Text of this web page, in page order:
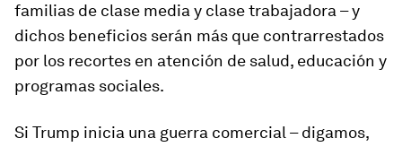
familias de clase media y clase trabajadora – y
dichos beneficios serán más que contrarrestados
por los recortes en atención de salud, educación y
programas sociales.
Si Trump inicia una guerra comercial – digamos,